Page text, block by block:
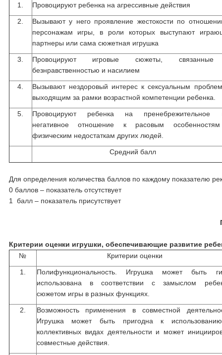
1. Провоцируют ребенка на агрессивные действия
2.
Вызывают у него проявление жестокости по
персонажам игры, в роли которых выступают
партнеры или сама сюжетная игрушка
3.
Провоцируют игровые сюжеты,
безнравственностью и насилием
4.
Вызывают нездоровый интерес к сексуальным
выходящим за рамки возрастной компетенции ребенка.
5.
Провоцируют ребенка на пренебрежительное
негативное отношение к расовым
физическим недостаткам других людей.
Средний балл
Для определения количества баллов по каждому показателю
0 баллов – показатель отсутствует
1 балл – показатель присутствует
Критерии оценки игрушки, обеспечивающие развитие
№
Критерии оценки
1.
Полифункциональность. Игрушка может быть
использована в соответствии с замыслом
сюжетом игры в разных функциях.
2.
Возможность применения в совместной
Игрушка может быть пригодна к
коллективных видах деятельности и может
совместные действия.